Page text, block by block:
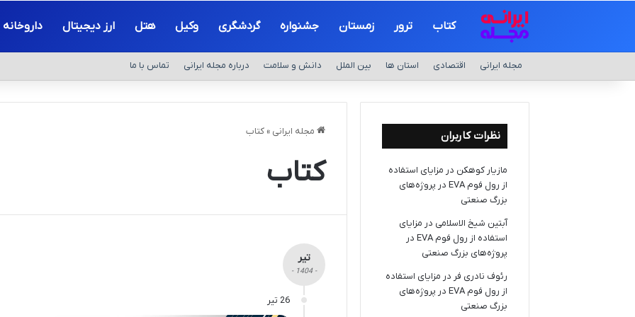
کتاب ترور زمستان جشنواره گردشگری وکیل هتل ارز دیجیتال داروخانه
مجله ایرانی اقتصادی استان ها بین الملل دانش و سلامت درباره مجله ایرانی تماس با ما
مجله ایرانی » کتاب
کتاب
تیر
- 1404 -
26 تیر
نظرات کاربران
مازیار کوهکن در مزایای استفاده
از رول فوم EVA در پروژه‌های
بزرگ صنعتی
آبتین شیخ الاسلامی در مزایای
استفاده از رول فوم EVA در
پروژه‌های بزرگ صنعتی
رئوف نادری فر در مزایای استفاده
از رول فوم EVA در پروژه‌های
بزرگ صنعتی